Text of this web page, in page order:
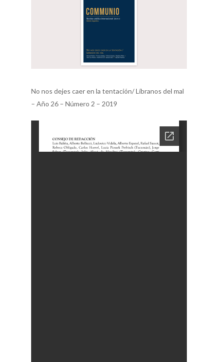
No nos dejes caer en la tentación/ Líbranos del mal
– Año 26 – Número 2 – 2019